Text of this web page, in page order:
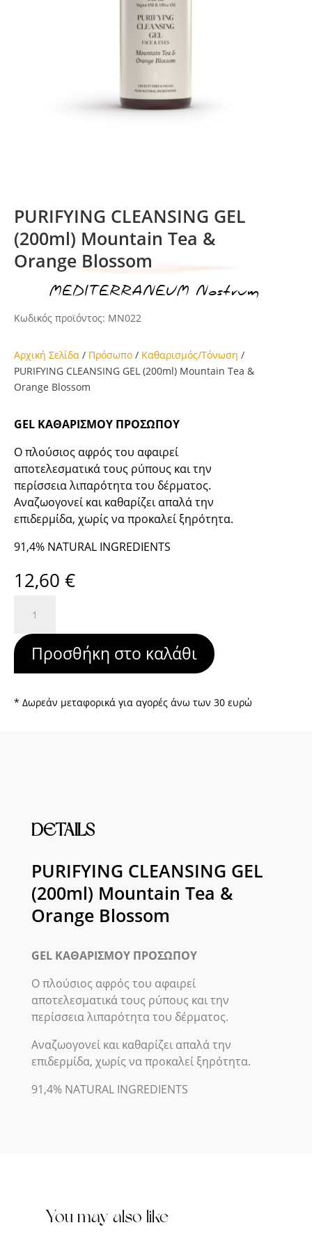
PURIFYING CLEANSING GEL
(200ml) Mountain Tea &
Orange Blossom
MEDITERRANEUM Nostrum
Κωδικός προϊόντος: MN022
Αρχική Σελίδα / Πρόσωπο / Καθαρισμός/Τόνωση /
PURIFYING CLEANSING GEL (200ml) Mountain Tea &
Orange Blossom
GEL ΚΑΘΑΡΙΣΜΟΥ ΠΡΟΣΩΠΟΥ
Ο πλούσιος αφρός του αφαιρεί
αποτελεσματικά τους ρύπους και την
περίσσεια λιπαρότητα του δέρματος.
Αναζωογονεί και καθαρίζει απαλά την
επιδερμίδα, χωρίς να προκαλεί ξηρότητα.
91,4% NATURAL INGREDIENTS
12,60 €
CLEANSING
GEL
(200ml)
Mountain
&
Προσθήκη στο καλάθι
* Δωρεάν μεταφορικά για αγορές άνω των 30 ευρώ
DETAILS
PURIFYING CLEANSING GEL
(200ml) Mountain Tea &
Orange Blossom
GEL ΚΑΘΑΡΙΣΜΟΥ ΠΡΟΣΩΠΟΥ
Ο πλούσιος αφρός του αφαιρεί
αποτελεσματικά τους ρύπους και την
περίσσεια λιπαρότητα του δέρματος.
Αναζωογονεί και καθαρίζει απαλά την
επιδερμίδα, χωρίς να προκαλεί ξηρότητα.
91,4% NATURAL INGREDIENTS
You may also like